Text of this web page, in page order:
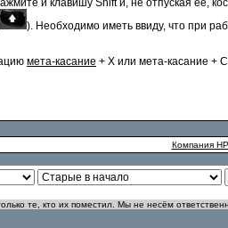
и клавишу Shift и, не отпуская ее,
). Необходимо иметь ввиду, что при
мета-касание + X или мета-касание +
Компания
те, кто их поместил. Мы не несём